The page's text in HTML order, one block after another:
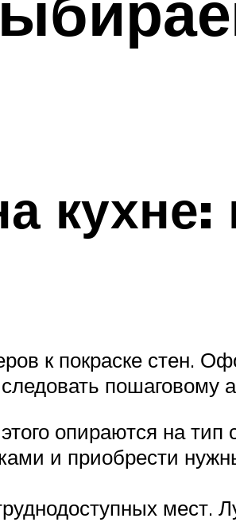
к покраске стен.
пошаговому
опираются на
и приобрести
мест.